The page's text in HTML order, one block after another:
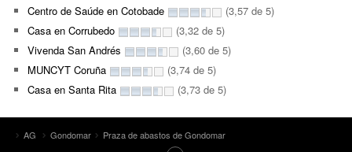
Centro de Saúde en Cotobade
(3,57 de 5)
Casa en Corrubedo
(3,32 de 5)
Vivenda San Andrés
(3,60 de 5)
MUNCYT Coruña
(3,74 de 5)
Casa en Santa Rita
(3,73 de 5)
AG Gondomar Praza de abastos de Gondomar